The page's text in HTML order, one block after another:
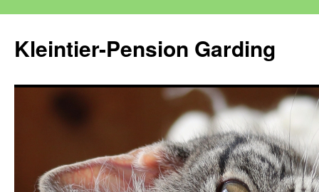
Kleintier-Pension Garding